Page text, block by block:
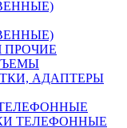
ПРОЧИЕ
АДАПТЕРЫ
ТЕЛЕФОННЫЕ
ТЕЛЕФОННЫЕ